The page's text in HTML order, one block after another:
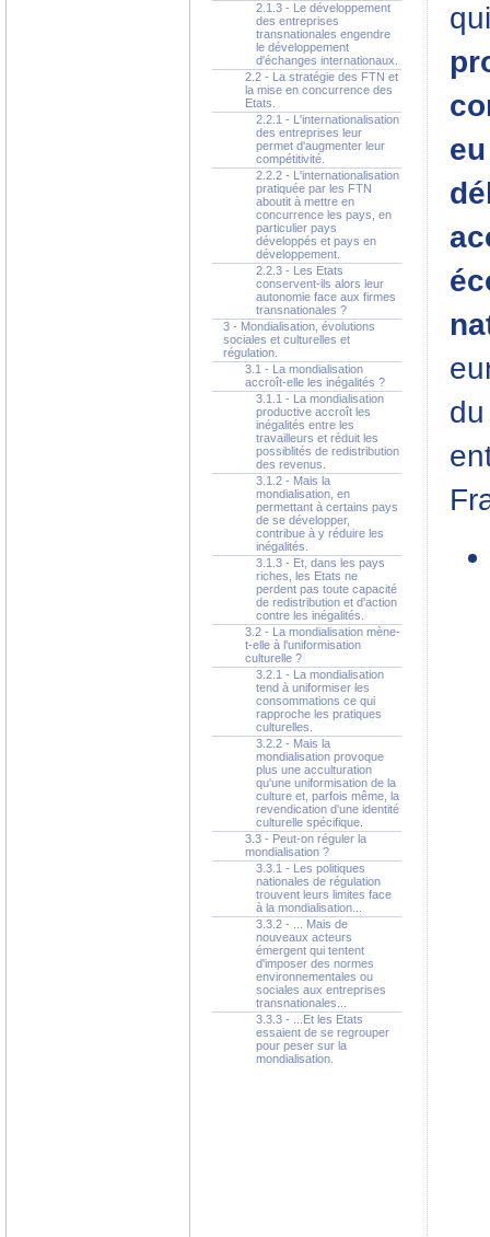
2.1.3 - Le développement
des entreprises
transnationales engendre
le développement
d'échanges internationaux.
2.2 - La stratégie des FTN et
la mise en concurrence des
Etats.
2.2.1 - L'internationalisation
des entreprises leur
permet d'augmenter leur
compétitivité.
2.2.2 - L'internationalisation
pratiquée par les FTN
aboutit à mettre en
concurrence les pays, en
particulier pays
développés et pays en
développement.
2.2.3 - Les Etats
conservent-ils alors leur
autonomie face aux firmes
transnationales ?
3 - Mondialisation, évolutions
sociales et culturelles et
régulation.
3.1 - La mondialisation
accroît-elle les inégalités ?
3.1.1 - La mondialisation
productive accroît les
inégalités entre les
travailleurs et réduit les
possiblités de redistribution
des revenus.
3.1.2 - Mais la
mondialisation, en
permettant à certains pays
de se développer,
contribue à y réduire les
inégalités.
3.1.3 - Et, dans les pays
riches, les Etats ne
perdent pas toute capacité
de redistribution et d'action
contre les inégalités.
3.2 - La mondialisation mène-
t-elle à l'uniformisation
culturelle ?
3.2.1 - La mondialisation
tend à uniformiser les
consommations ce qui
rapproche les pratiques
culturelles.
3.2.2 - Mais la
mondialisation provoque
plus une acculturation
qu'une uniformisation de la
culture et, parfois même, la
revendication d'une identité
culturelle spécifique.
3.3 - Peut-on réguler la
mondialisation ?
3.3.1 - Les politiques
nationales de régulation
trouvent leurs limites face
à la mondialisation...
3.3.2 - ... Mais de
nouveaux acteurs
émergent qui tentent
d'imposer des normes
environnementales ou
sociales aux entreprises
transnationales...
3.3.3 - ...Et les Etats
essaient de se regrouper
pour peser sur la
mondialisation.